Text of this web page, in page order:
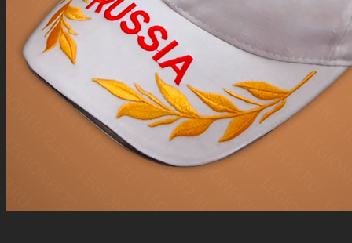
1500 руб.
БЕЙСБОЛКА ЧЁРНАЯ
8000 руб.